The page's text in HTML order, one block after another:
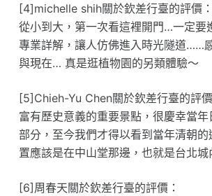
[4]michelle shih關於欽差行臺的評價：
從小到大，第一次看這裡開門…一定要
專業詳解，讓人仿佛進入時光隧道……
與現在… 真是逛植物園的另類體驗～
[5]Chieh-Yu Chen關於欽差行臺的評價
富有歷史意義的重要景點，很慶幸當
部分，至今我們才得以看到當年清朝
置應該是在中山堂那邊，也就是台北城
[6]周春天關於欽差行臺的評價：